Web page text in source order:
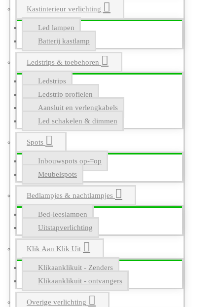
Kastinterieur verlichting
Led lampen
Batterij kastlamp
Ledstrips & toebehoren
Ledstrips
Ledstrip profielen
Aansluit en verlengkabels
Led schakelen & dimmen
Spots
Inbouwspots op-=op
Meubelspots
Bedlampjes & nachtlampjes
Bed-leeslampen
Uitstapverlichting
Klik Aan Klik Uit
Klikaanklikuit - Zenders
Klikaanklikuit - ontvangers
Overige verlichting